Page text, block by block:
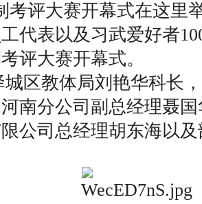
考评大赛开幕式在这里
代表以及习武爱好者
评大赛开幕式。
区教体局刘艳华科长
南分公司副总经理聂
公司总经理胡东海以